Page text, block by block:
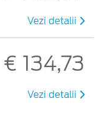
Vezi detalii
€ 134,73
Vezi detalii